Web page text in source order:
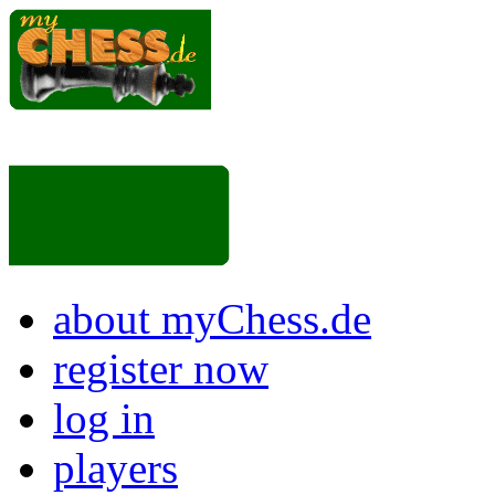
about myChess.de
register now
log in
players